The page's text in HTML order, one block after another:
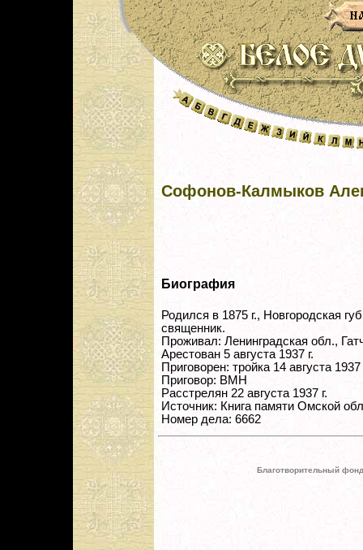
Софонов-Калмыков
Биография
Родился в 1875 г., Новгородская
священник.
Проживал: Ленинградская обл.,
Арестован 5 августа 1937 г.
Приговорен: тройка 14 августа
Приговор: ВМН
Расстрелян 22 августа 1937 г.
Источник: Книга памяти Омской
Номер дела: 6662
Благотворительный